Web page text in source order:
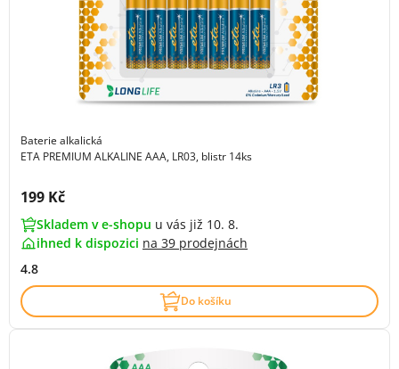
Baterie alkalická
ETA PREMIUM ALKALINE AAA, LR03, blistr 14ks
Cena s DPH:
199 Kč
Skladem v e-shopu u vás již 10. 8.
ihned k dispozici na 39 prodejnách
4.8
Do košíku